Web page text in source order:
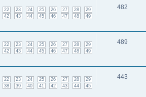
22 23 24 25 26 27 28
29
42 43 44 45 46 47 48 49
482
22 23 24 25 26 27 28
29
42 43 44 45 46 47 48 49
489
22 23 24 25 26 27 28
29
38 39 40 41 42 43 44 45
443